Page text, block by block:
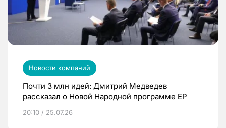
Новости компаний
Почти 3 млн идей: Дмитрий Медведев
рассказал о Новой Народной программе ЕР
20:10 / 25.07.26